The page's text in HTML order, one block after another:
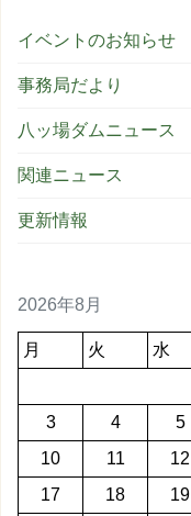
イベントのお知らせ
事務局だより
八ッ場ダムニュース
関連ニュース
更新情報
2026年8月
月 火 水
3
4 5
10
11 12
17
18 19